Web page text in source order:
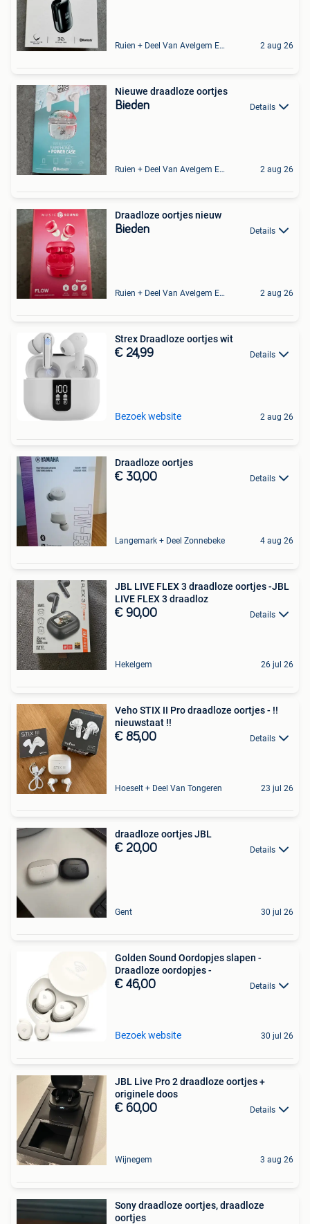
Ruien + Deel Van Avelgem En Waarmaarde 2 aug 26
Nieuwe draadloze oortjes
Bieden Details
Ruien + Deel Van Avelgem En Waarmaarde 2 aug 26
Draadloze oortjes nieuw
Bieden Details
Ruien + Deel Van Avelgem En Waarmaarde 2 aug 26
Strex Draadloze oortjes wit
€ 24,99 Details
Bezoek website 2 aug 26
Draadloze oortjes
€ 30,00 Details
Langemark + Deel Zonnebeke 4 aug 26
JBL LIVE FLEX 3 draadloze oortjes -JBL
LIVE FLEX 3 draadloz
€ 90,00 Details
Hekelgem 26 jul 26
Veho STIX II Pro draadloze oortjes - !!
nieuwstaat !!
€ 85,00 Details
Hoeselt + Deel Van Tongeren 23 jul 26
draadloze oortjes JBL
€ 20,00 Details
Gent 30 jul 26
Golden Sound Oordopjes slapen -
Draadloze oordopjes -
€ 46,00 Details
Bezoek website 30 jul 26
JBL Live Pro 2 draadloze oortjes +
originele doos
€ 60,00 Details
Wijnegem 3 aug 26
Sony draadloze oortjes, draadloze
oortjes